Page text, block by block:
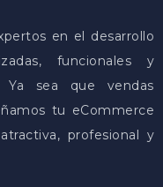
en el desarrollo
funcionales y
Ya sea que vendas
tu eCommerce
profesional y